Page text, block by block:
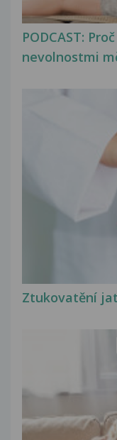
PODCAST:
nevolnostmi
Ztukovatění